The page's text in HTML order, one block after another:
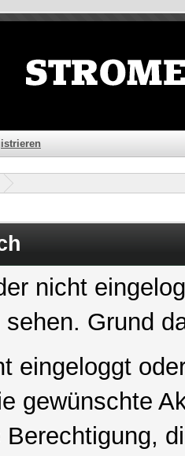
nicht
Grund
eingeloggt
gewünschte
Berechtigung,